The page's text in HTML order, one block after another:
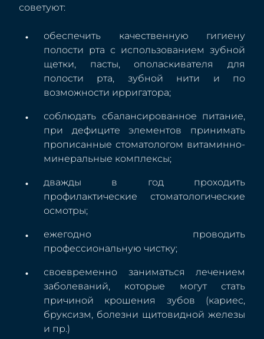
советуют:
обеспечить качественную гигиену
полости рта с использованием зубной
щетки, пасты, ополаскивателя для
полости рта, зубной нити и по
возможности ирригатора;
соблюдать сбалансированное питание,
при дефиците элементов принимать
прописанные стоматологом витаминно-
минеральные комплексы;
дважды в год проходить
профилактические стоматологические
осмотры;
ежегодно проводить
профессиональную чистку;
своевременно заниматься лечением
заболеваний, которые могут стать
причиной крошения зубов (кариес,
бруксизм, болезни щитовидной железы
и пр.)